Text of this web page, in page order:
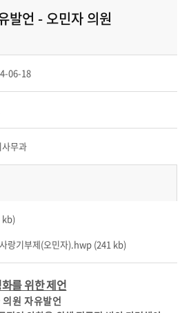
발언 - 오민자 의원
06-18
무과
kb)
랑기부제(오민자).hwp (241 kb)
를 위한 제언
원 자유발언